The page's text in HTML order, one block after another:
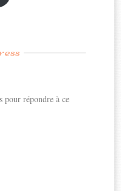
pour répondre à ce